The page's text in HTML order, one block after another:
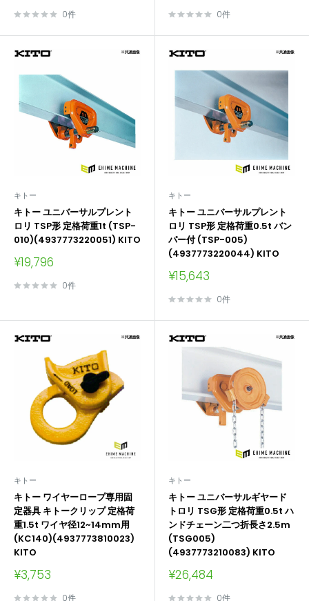
価 0件 価 0件
キトー
キトー ユニバーサルプレント
ロリ TSP形 定格荷重1t (TSP-
010)(4937773220051) KITO
販
価
¥19,796
0件
キトー
キトー ユニバーサルプレント
ロリ TSP形 定格荷重0.5t バン
パー付 (TSP-005)
(4937773220044) KITO
販
価
¥15,643
0件
キトー
キトー ワイヤーロープ専用固
定器具 キトークリップ 定格荷
重1.5t ワイヤ径12~14mm用
(KC140)(4937773810023)
KITO
販
価
¥3,753
0件
キトー
キトー ユニバーサルギヤード
トロリ TSG形 定格荷重0.5t ハ
ンドチェーン二つ折長さ2.5m
(TSG005)
(4937773210083) KITO
販
価
¥26,484
0件